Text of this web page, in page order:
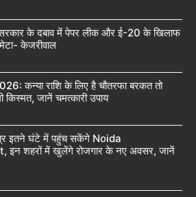
के दबाव में पेपर लीक और ई-20 के खिलाफ
केजरीवाल
कन्या राशि के लिए है चौतरफा बरकत तो
किस्मत, जानें चमत्कारी उपाय
इतने घंटे में पहुंच सकेंगे Noida
शहरों में खुलेंगे रोजगार के नए अवसर, जानें